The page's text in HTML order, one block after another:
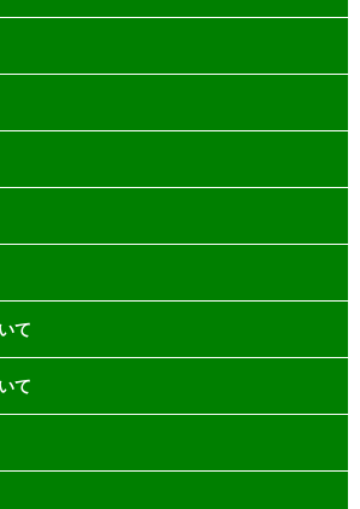
て
て